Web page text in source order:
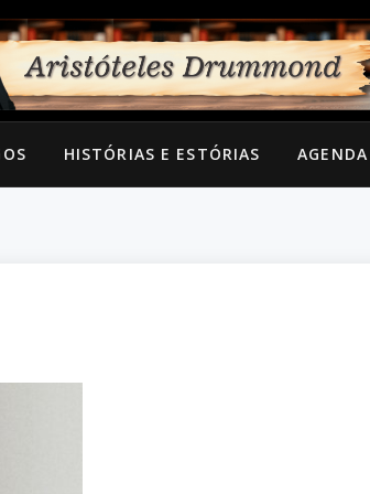
HISTÓRIAS E ESTÓRIAS AGENDA